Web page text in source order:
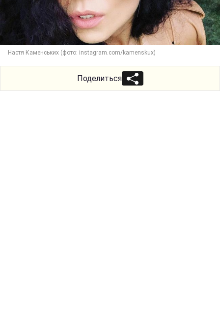
Настя Каменських (фото: instagram.com/kamenskux)
Поделиться